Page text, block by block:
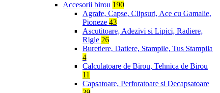
Accesorii birou 190
Agrafe, Capse, Clipsuri, Ace cu Gamalie,
Pioneze 43
Ascutitoare, Adezivi si Lipici, Radiere,
Rigle 26
Buretiere, Datiere, Stampile, Tus Stampila
4
Calculatoare de Birou, Tehnica de Birou
11
Capsatoare, Perforatoare si Decapsatoare